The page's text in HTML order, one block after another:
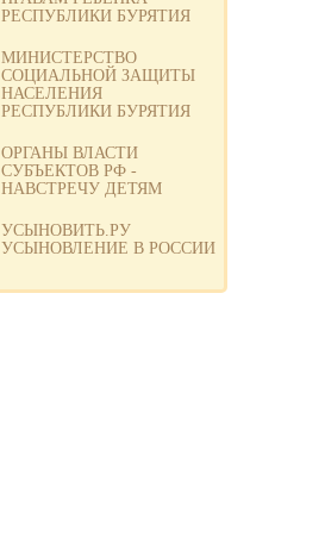
РЕСПУБЛИКИ БУРЯТИЯ
МИНИСТЕРСТВО
СОЦИАЛЬНОЙ ЗАЩИТЫ
НАСЕЛЕНИЯ
РЕСПУБЛИКИ БУРЯТИЯ
ОРГАНЫ ВЛАСТИ
СУБЪЕКТОВ РФ -
НАВСТРЕЧУ ДЕТЯМ
УСЫНОВИТЬ.РУ
УСЫНОВЛЕНИЕ В РОССИИ